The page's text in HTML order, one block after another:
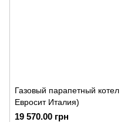
Газовый парапетный
Евросит Италия)
19 570.00 грн